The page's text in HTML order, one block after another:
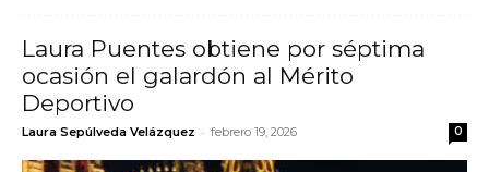
Laura Puentes obtiene por séptima
ocasión el galardón al Mérito
Deportivo
Laura Sepúlveda Velázquez - febrero 19, 2026 0